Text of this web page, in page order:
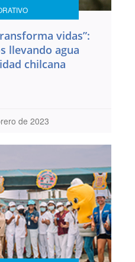
vidas”:
llevando agua
chilcana
de 2023